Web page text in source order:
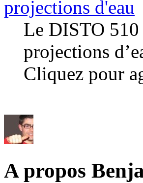
Le DISTO 510
projections
Cliquez pour
A propos